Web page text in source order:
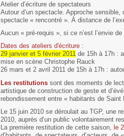
Atelier d’écriture de spectateurs
Autour d’un spectacle. Approche
spectacle « rencontré ». À distance de
Aucun « pré-requis », si ce n’est l’envie
Dates des ateliers d'écriture :
29 janvier et 5 février 2011de 15h à 17h :
mise en scène Christophe Rauck
26 mars et 2 avril 2011 de 15h à 17h :
Les restitutions sont des moments de
artistique de construction de geste et
rebondissement entre « habitants de
Le 15 juin 2010 se déroulait au TGP, une
2010, auprès d’un public volontairement
La première restitution de cette saison,
le